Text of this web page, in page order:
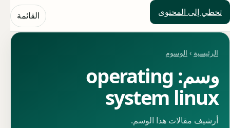
تخطي إلى المحتوى
حلول العالم القائمة
الرئيسية › الوسوم
وسم: operating
system linux
أرشيف مقالات هذا الوسم.